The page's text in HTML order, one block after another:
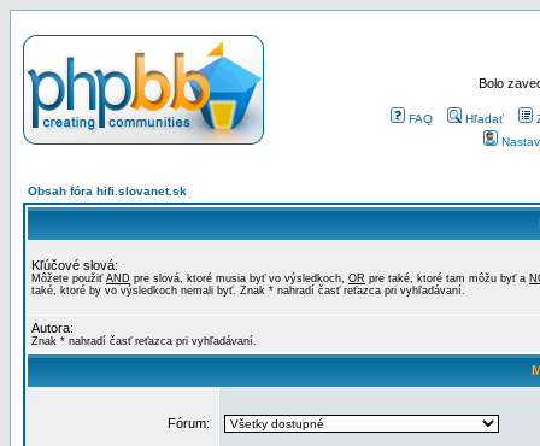
Bolo
FAQ Hľadať
Obsah fóra hifi.slovanet.sk
Kľúčové slová:
Môžete použiť AND pre slová, ktoré musia byť vo výsledkoch, OR pre také, ktoré tam môžu byť a
také, ktoré by vo výsledkoch nemali byť. Znak * nahradí časť reťazca pri vyhľadávaní.
Autora:
Znak * nahradí časť reťazca pri vyhľadávaní.
Fórum: